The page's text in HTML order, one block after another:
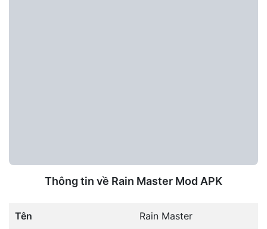
Thông tin về Rain Master Mod APK
Tên Rain Master